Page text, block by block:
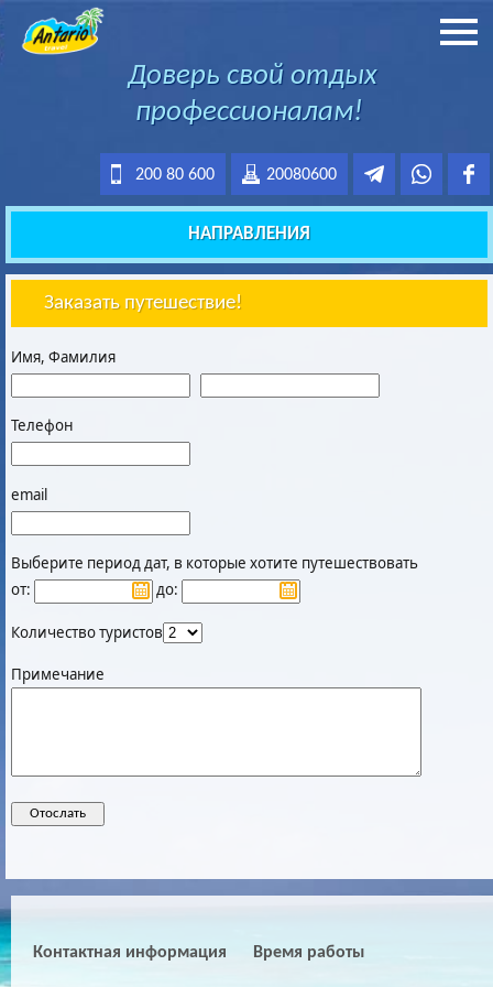
Доверь свой отдых
профессионалам!
20080600
200 80 600
НАПРАВЛЕНИЯ
Заказать путешествие!
Имя, Фамилия
Телефон
email
Выберите период дат, в которые хотите путешествовать
от:
до:
Количество туристов
Примечание
Контактная информация Время работы